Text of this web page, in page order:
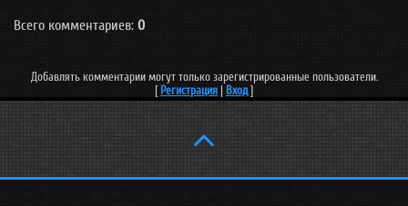
Всего комментариев: 0
Добавлять комментарии могут только зарегистрированные пользователи.
[ Регистрация Вход]
